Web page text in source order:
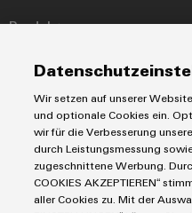
Produkte
Leiterplattensteckverbinder &
Blitz- und Überspannungsschutz
Steuerungen
Engineering- und
Werkzeuge
Lösungen
Automatisierung
Energiemanagement-Lösungen
Industrial-IoT-Lösungen
E-Mobility
Lösungen für Photovoltaikanlagen
Service
Bestückte Klemmenleisten
Modifizierte und bestückte
Märkte
Wir setzen auf unserer
und optionale Cookies ein.
wir für die Verbesserung
durch Leistungsmessung
zugeschnittene Werbung.
COOKIES AKZEPTIEREN“
aller Cookies zu. Mit der